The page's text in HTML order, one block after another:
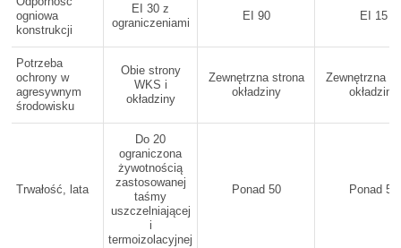
ogniowa
konstrukcji
EI 30 z
ograniczeniami
EI 90 EI 15
Potrzeba
ochrony w
agresywnym
środowisku
Obie strony
WKS i
okładziny
Zewnętrzna strona
okładziny
Zewnętrzna
okładziny
Trwałość, lata
Do 20
ograniczona
żywotnością
zastosowanej
taśmy
uszczelniającej
i
termoizolacyjnej
Ponad 50 Ponad 50